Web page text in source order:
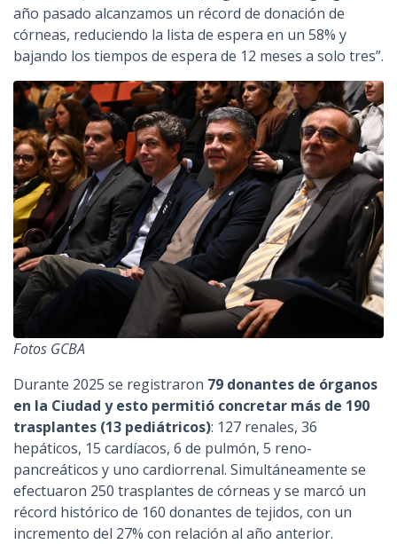
año pasado alcanzamos un récord de donación de
córneas, reduciendo la lista de espera en un 58% y
bajando los tiempos de espera de 12 meses a solo tres”.
Fotos GCBA
Durante 2025 se registraron 79 donantes de órganos
en la Ciudad y esto permitió concretar más de 190
trasplantes (13 pediátricos): 127 renales, 36
hepáticos, 15 cardíacos, 6 de pulmón, 5 reno-
pancreáticos y uno cardiorrenal. Simultáneamente se
efectuaron 250 trasplantes de córneas y se marcó un
récord histórico de 160 donantes de tejidos, con un
incremento del 27% con relación al año anterior.